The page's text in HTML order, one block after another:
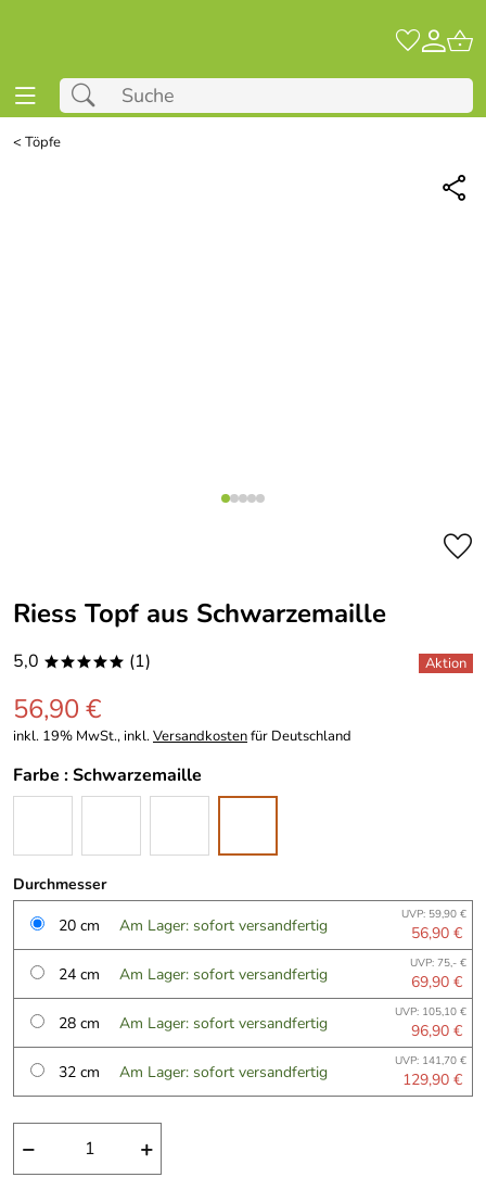
<Töpfe
Riess Topf aus Schwarzemaille
5,0 ***** (1)
56,90 €
inkl. 19% MwSt., inkl.Versandkostenfür Deutschland
Farbe :Schwarzemaille
Durchmesser
20 cm
Am Lager: sofort versandfertig UVP: 59,90 €
56,90 €
24 cm
Am Lager: sofort versandfertig UVP: 75,- €
69,90 €
28 cm
Am Lager: sofort versandfertig UVP: 105,10 €
96,90 €
32 cm
Am Lager: sofort versandfertig UVP: 141,70 €
129,90 €
− +